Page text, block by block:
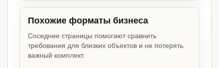
Похожие форматы бизнеса
Соседние страницы помогают сравнить
требования для близких объектов и не потерять
важный комплект.